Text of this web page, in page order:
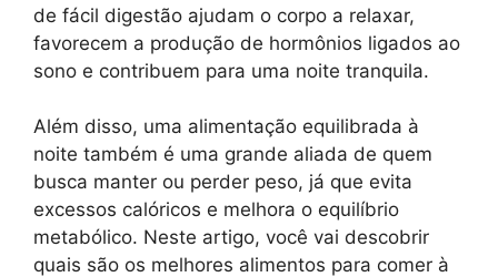
de fácil digestão ajudam o corpo a relaxar,
favorecem a produção de hormônios ligados ao
sono e contribuem para uma noite tranquila.
Além disso, uma alimentação equilibrada à
noite também é uma grande aliada de quem
busca manter ou perder peso, já que evita
excessos calóricos e melhora o equilíbrio
metabólico. Neste artigo, você vai descobrir
quais são os melhores alimentos para comer à